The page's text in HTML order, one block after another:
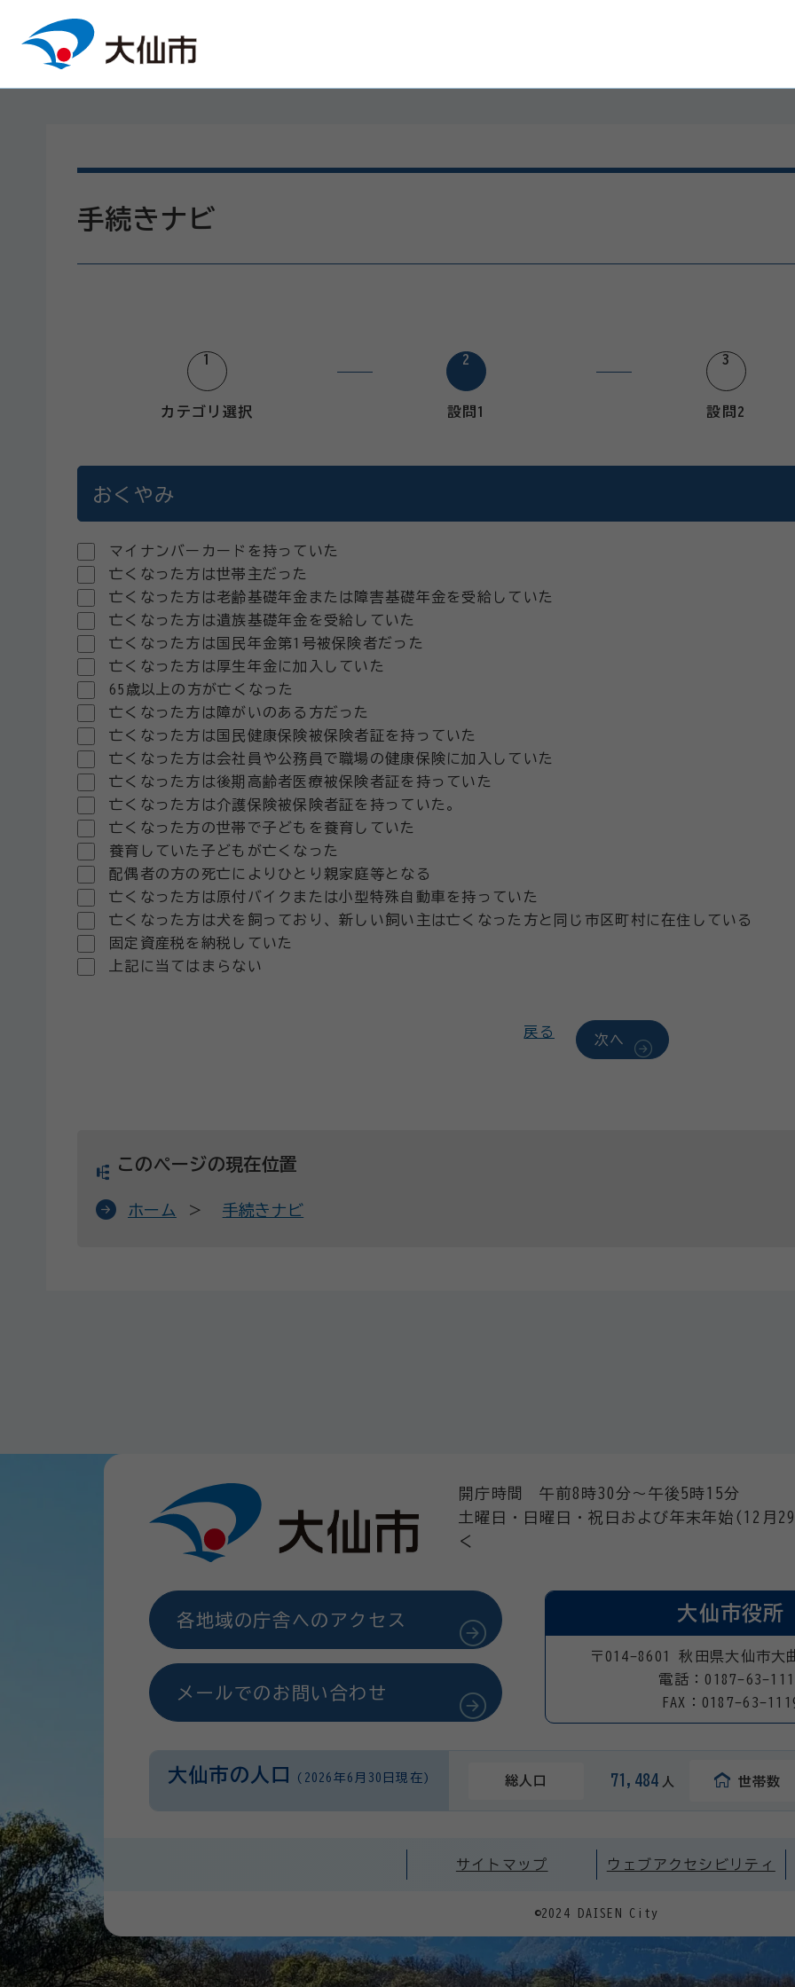
手続きナビ
カテゴリ選択 設問1 設問2
おくやみ
マイナンバーカードを持っていた
亡くなった方は世帯主だった
亡くなった方は老齢基礎年金または障害基礎年金を受給していた
亡くなった方は遺族基礎年金を受給していた
亡くなった方は国民年金第1号被保険者だった
亡くなった方は厚生年金に加入していた
65歳以上の方が亡くなった
亡くなった方は障がいのある方だった
亡くなった方は国民健康保険被保険者証を持っていた
亡くなった方は会社員や公務員で職場の健康保険に加入していた
亡くなった方は後期高齢者医療被保険者証を持っていた
亡くなった方は介護保険被保険者証を持っていた。
亡くなった方の世帯で子どもを養育していた
養育していた子どもが亡くなった
配偶者の方の死亡によりひとり親家庭等となる
亡くなった方は原付バイクまたは小型特殊自動車を持っていた
亡くなった方は犬を飼っており、新しい飼い主は亡くなった方と同じ市区町村に在住している
固定資産税を納税していた
上記に当てはまらない
戻る
次へ
このページの現在位置
ホーム 手続きナビ
開庁時間 午前8時30分～午後5時15分
土曜日・日曜日・祝日および年末年始(12月
く
各地域の庁舎へのアクセス
メールでのお問い合わせ
大仙市役所
〒014-8601 秋田県大仙市大
電話：0187-63-
FAX：0187-63-
大仙市の人口 (2026年6月30日現在) 総人口 71,484 人 世帯数
サイトマップ ウェブアクセシビリティ
©2024 DAISEN City